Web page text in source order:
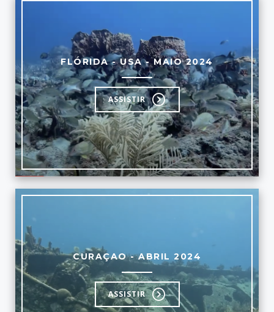
FLÓRIDA - USA - MAIO 2024
ASSISTIR
CURAÇAO - ABRIL 2024
ASSISTIR